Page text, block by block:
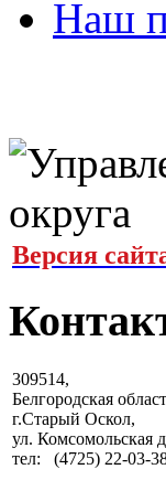
Наш
Версия
309514,
Белгородская
г.Старый Оскол,
ул. Комсомольская
тел: (4725) 22-03-